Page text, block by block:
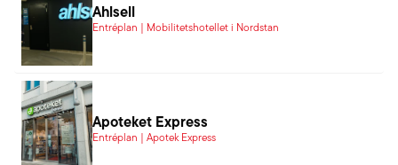
Ahlsell
Entréplan | Mobilitetshotellet i Nordstan
Apoteket Express
Entréplan | Apotek Express